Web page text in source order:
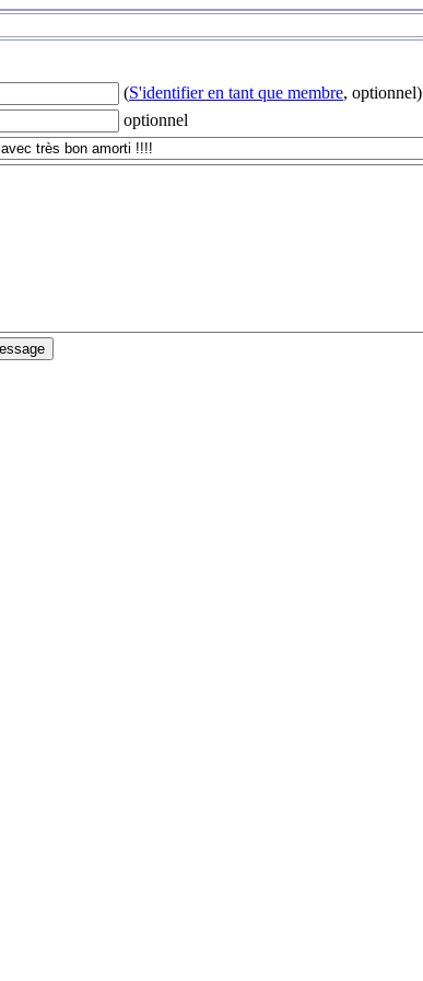
(S'identifier en tant que membre, optionnel)
optionnel